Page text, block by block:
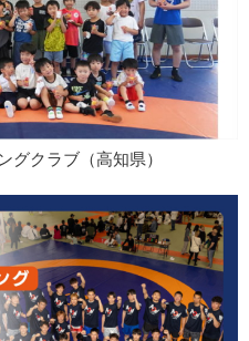
グクラブ（高知県）